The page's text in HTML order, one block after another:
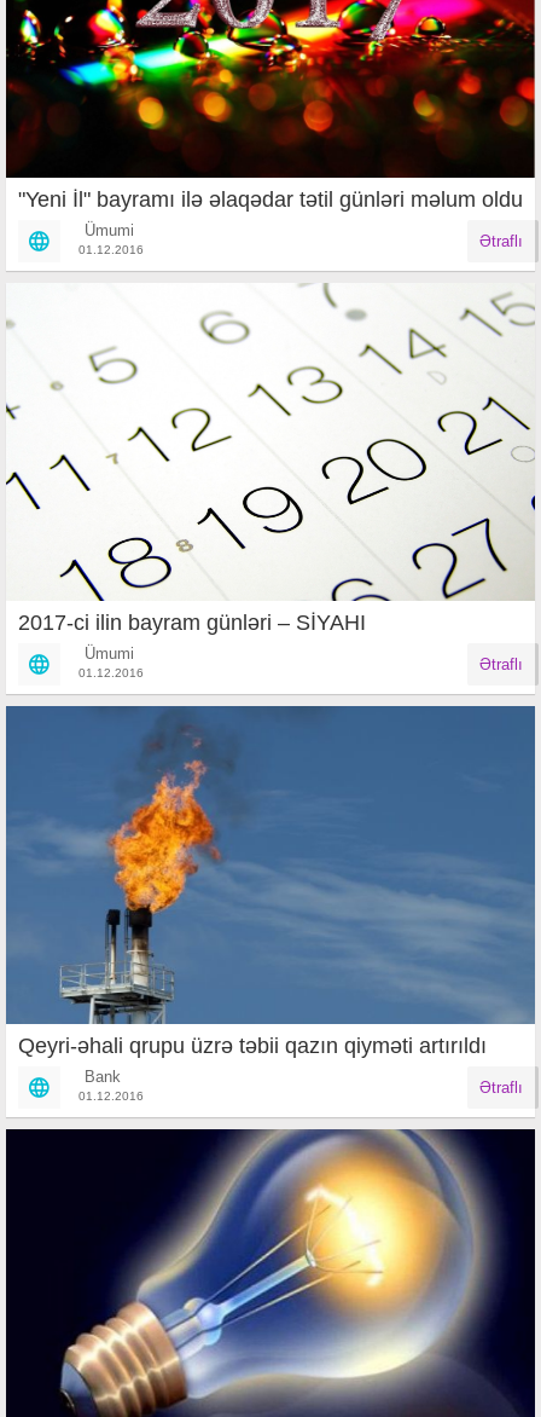
"Yeni İl" bayramı ilə əlaqədar tətil günləri məlum oldu
Ümumi
01.12.2016 Ətraflı
2017-ci ilin bayram günləri – SİYAHI
Ümumi
01.12.2016 Ətraflı
Qeyri-əhali qrupu üzrə təbii qazın qiyməti artırıldı
Bank
01.12.2016 Ətraflı